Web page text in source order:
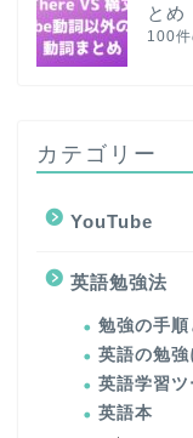
とめ
100
カテゴリー
YouTube
英語勉強法
勉強の手順
英語の勉強
英語学習ツ
英語本